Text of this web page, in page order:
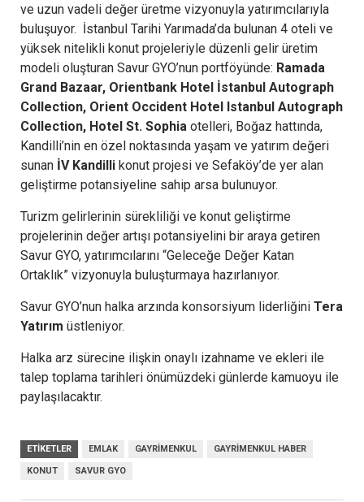
ve uzun vadeli değer üretme vizyonuyla yatırımcılarıyla
buluşuyor. İstanbul Tarihi Yarımada’da bulunan 4 oteli ve
yüksek nitelikli konut projeleriyle düzenli gelir üretim
modeli oluşturan Savur GYO’nun portföyünde: Ramada
Grand Bazaar, Orientbank Hotel İstanbul Autograph
Collection, Orient Occident Hotel Istanbul Autograph
Collection, Hotel St. Sophia otelleri, Boğaz hattında,
Kandilli’nin en özel noktasında yaşam ve yatırım değeri
sunan İV Kandilli konut projesi ve Sefaköy’de yer alan
geliştirme potansiyeline sahip arsa bulunuyor.
Turizm gelirlerinin sürekliliği ve konut geliştirme
projelerinin değer artışı potansiyelini bir araya getiren
Savur GYO, yatırımcılarını “Geleceğe Değer Katan
Ortaklık” vizyonuyla buluşturmaya hazırlanıyor.
Savur GYO’nun halka arzında konsorsiyum liderliğini Tera
Yatırım üstleniyor.
Halka arz sürecine ilişkin onaylı izahname ve ekleri ile
talep toplama tarihleri önümüzdeki günlerde kamuoyu ile
paylaşılacaktır.
ETIKETLER EMLAK GAYRIMENKUL GAYRIMENKUL HABER
KONUT SAVUR GYO